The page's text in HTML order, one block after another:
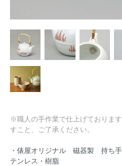
※職人の手作業で仕上げておりま
すこと、ご了承ください。
・俵屋オリジナル 磁器製 持ち
テンレス・樹脂